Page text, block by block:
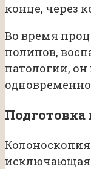
конце, через
Во время
полипов,
патологии,
Подготовка
исключающая